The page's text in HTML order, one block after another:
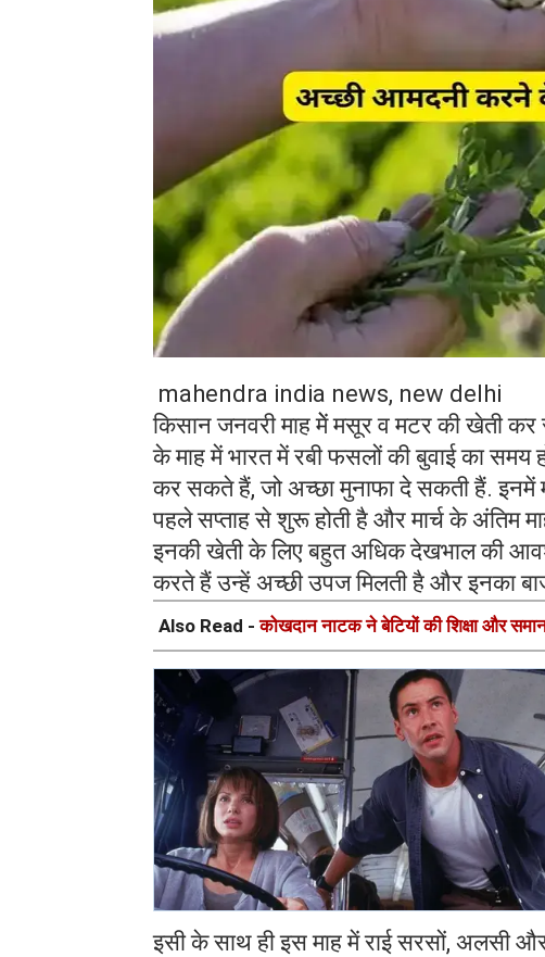
mahendra india news, new delhi
किसान जनवरी माह मेें मसूर व मटर की खेती
के माह में भारत में रबी फसलों की बुवाई का समय
कर सकते हैं, जो अच्छा मुनाफा दे सकती हैं.
पहले सप्ताह से शुरू होती है और मार्च के अंतिम
इनकी खेती के लिए बहुत अधिक देखभाल की
करते हैं उन्हें अच्छी उपज मिलती है और इनका
Also Read -कोखदान नाटक ने बेटियों की शिक्षा और
इसी के साथ ही इस माह में राई सरसों, अलसी